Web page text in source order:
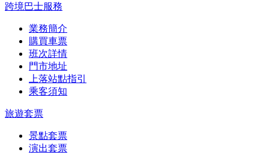
跨境巴士服務
業務簡介
購買車票
班次詳情
門市地址
上落站點指引
乘客須知
旅遊套票
景點套票
演出套票